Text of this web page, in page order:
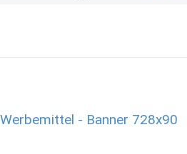
- Banner 728x90